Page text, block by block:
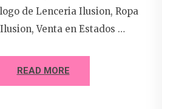
de Lenceria Ilusion, Ropa
Venta en Estados …
READ MORE